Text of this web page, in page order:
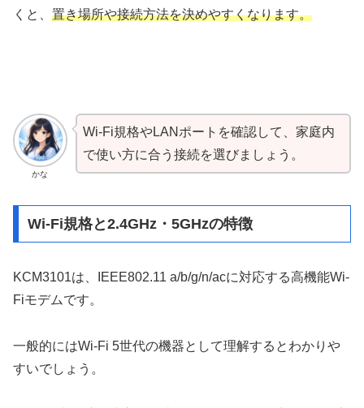
くと、 置き場所や接続方法を決めやすくなります。
かな
Wi-Fi規格やLANポートを確認して、家庭内
で使い方に合う接続を選びましょう。
Wi-Fi規格と2.4GHz・5GHzの特徴
KCM3101は、IEEE802.11 a/b/g/n/acに対応する高機能Wi-
Fiモデムです。
一般的にはWi-Fi 5世代の機器として理解するとわかりや
すいでしょう。